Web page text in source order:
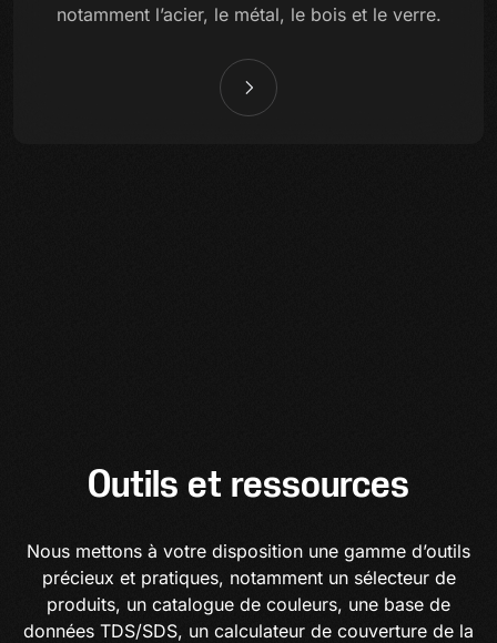
notamment l’acier, le métal, le bois et le verre.
Outils et ressources
Nous mettons à votre disposition une gamme d’outils
précieux et pratiques, notamment un sélecteur de
produits, un catalogue de couleurs, une base de
données TDS/SDS, un calculateur de couverture de la